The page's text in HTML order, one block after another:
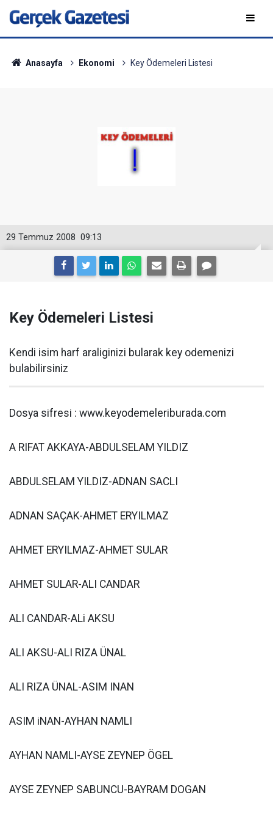
Anasayfa Ekonomi Key Ödemeleri Listesi
09:13
29 Temmuz 2008
Key Ödemeleri Listesi
Kendi isim harf araliginizi bularak key odemenizi
bulabilirsiniz
Dosya sifresi : www.keyodemeleriburada.com
A RIFAT AKKAYA-ABDULSELAM YILDIZ
ABDULSELAM YILDIZ-ADNAN SACLI
ADNAN SAÇAK-AHMET ERYILMAZ
AHMET ERYILMAZ-AHMET SULAR
AHMET SULAR-ALI CANDAR
ALI CANDAR-ALi AKSU
ALI AKSU-ALI RIZA ÜNAL
ALI RIZA ÜNAL-ASIM INAN
ASIM iNAN-AYHAN NAMLI
AYHAN NAMLI-AYSE ZEYNEP ÖGEL
AYSE ZEYNEP SABUNCU-BAYRAM DOGAN